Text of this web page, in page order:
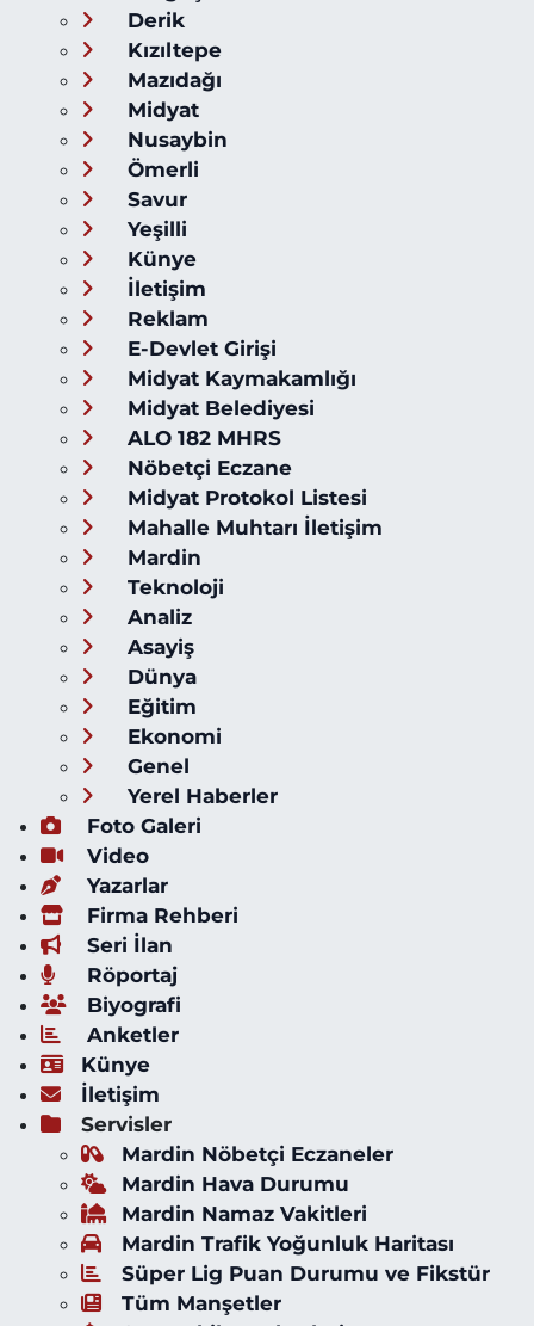
Derik
Kızıltepe
Mazıdağı
Midyat
Nusaybin
Ömerli
Savur
Yeşilli
Künye
İletişim
Reklam
E-Devlet Girişi
Midyat Kaymakamlığı
Midyat Belediyesi
ALO 182 MHRS
Nöbetçi Eczane
Midyat Protokol Listesi
Mahalle Muhtarı İletişim
Mardin
Teknoloji
Analiz
Asayiş
Dünya
Eğitim
Ekonomi
Genel
Yerel Haberler
Foto Galeri
Video
Yazarlar
Firma Rehberi
Seri İlan
Röportaj
Biyografi
Anketler
Künye
İletişim
Servisler
Mardin Nöbetçi Eczaneler
Mardin Hava Durumu
Mardin Namaz Vakitleri
Mardin Trafik Yoğunluk Haritası
Süper Lig Puan Durumu ve Fikstür
Tüm Manşetler